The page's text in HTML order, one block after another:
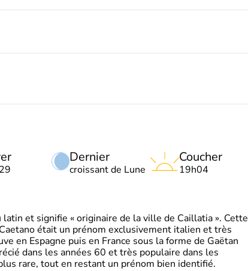
Dernier
croissant de Lune
Coucher
19h04
et signifie « originaire de la ville de Caillatia ». Cette
était un prénom exclusivement italien et très
en Espagne puis en France sous la forme de Gaëtan
dans les années 60 et très populaire dans les
rare, tout en restant un prénom bien identifié.